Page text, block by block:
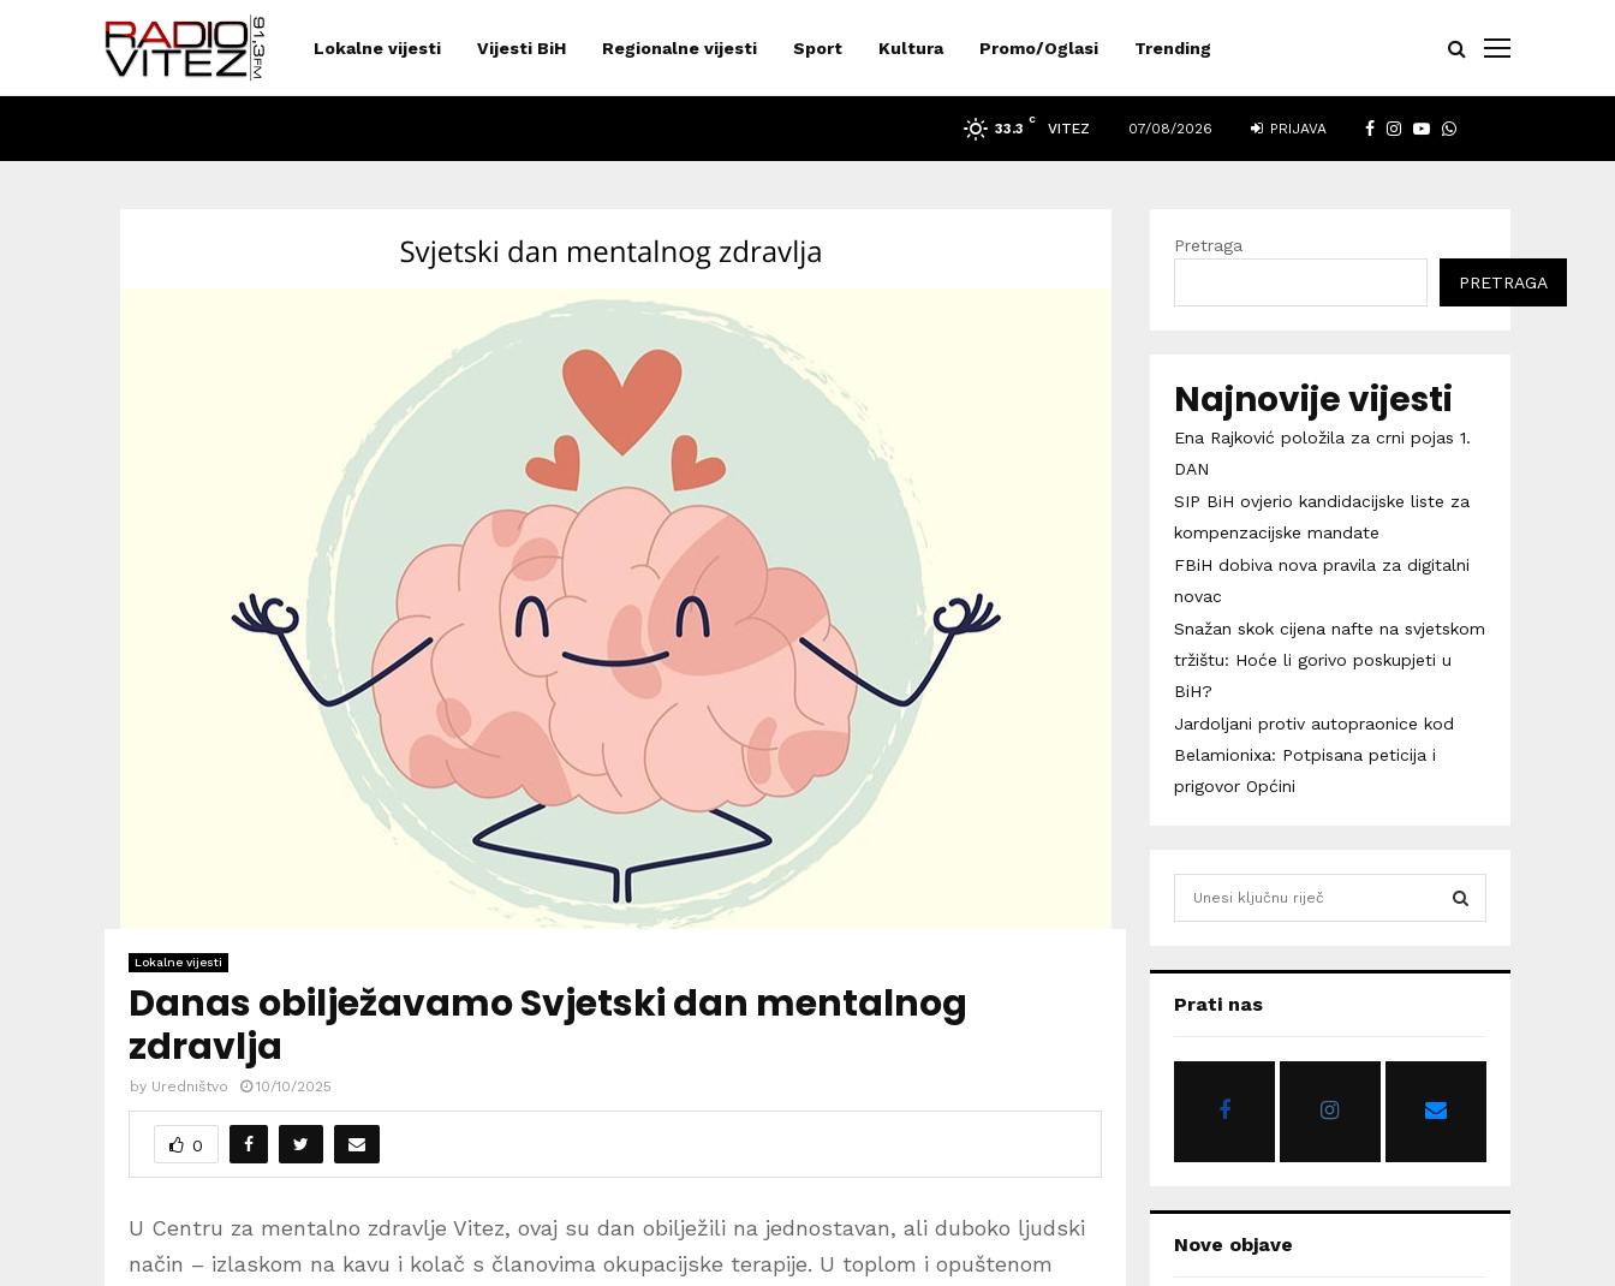
Lokalne vijesti Vijesti BiH Regionalne vijesti Sport Kultura Promo/Oglasi Trending
FACEBOOK
INSTAGRAM
YOUTUBE
WHATSAPP
33.3
C
VITEZ 07/08/2026 PRIJAVA
Lokalne vijesti
Danas obilježavamo Svjetski dan mentalnog
zdravlja
by Uredništvo 10/10/2025
0
U Centru za mentalno zdravlje Vitez, ovaj su dan obilježili na jednostavan, ali duboko ljudski
način – izlaskom na kavu i kolač s članovima okupacijske terapije. U toplom i opuštenom
Pretraga
PRETRAGA
Najnovije vijesti
Ena Rajković položila za crni pojas 1.
DAN
SIP BiH ovjerio kandidacijske liste za
kompenzacijske mandate
FBiH dobiva nova pravila za digitalni
novac
Snažan skok cijena nafte na svjetskom
tržištu: Hoće li gorivo poskupjeti u
BiH?
Jardoljani protiv autopraonice kod
Belamionixa: Potpisana peticija i
prigovor Općini
h
o
Prati nas
Nove objave